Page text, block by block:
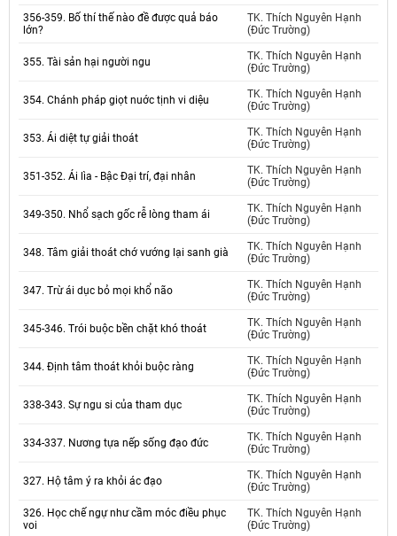
356-359. Bố thí thế nào đề được quả báo
lớn?
TK. Thích Nguyên Hạnh
(Đức Trường)
355. Tài sản hại người ngu
TK. Thích Nguyên Hạnh
(Đức Trường)
354. Chánh pháp giọt nuớc tịnh vi diệu
TK. Thích Nguyên Hạnh
(Đức Trường)
353. Ái diệt tự giải thoát
TK. Thích Nguyên Hạnh
(Đức Trường)
351-352. Ái lìa - Bậc Đại trí, đại nhân
TK. Thích Nguyên Hạnh
(Đức Trường)
349-350. Nhổ sạch gốc rễ lòng tham ái
TK. Thích Nguyên Hạnh
(Đức Trường)
348. Tâm giải thoát chớ vướng lại sanh già
TK. Thích Nguyên Hạnh
(Đức Trường)
347. Trừ ái dục bỏ mọi khổ não
TK. Thích Nguyên Hạnh
(Đức Trường)
345-346. Trói buộc bền chặt khó thoát
TK. Thích Nguyên Hạnh
(Đức Trường)
344. Định tâm thoát khỏi buộc ràng
TK. Thích Nguyên Hạnh
(Đức Trường)
338-343. Sự ngu si của tham dục
TK. Thích Nguyên Hạnh
(Đức Trường)
334-337. Nương tựa nếp sống đạo đức
TK. Thích Nguyên Hạnh
(Đức Trường)
327. Hộ tâm ý ra khỏi ác đạo
TK. Thích Nguyên Hạnh
(Đức Trường)
326. Học chế ngự như cầm móc điều phục
voi
TK. Thích Nguyên Hạnh
(Đức Trường)